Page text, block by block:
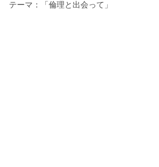
テーマ：「倫理と出会って」